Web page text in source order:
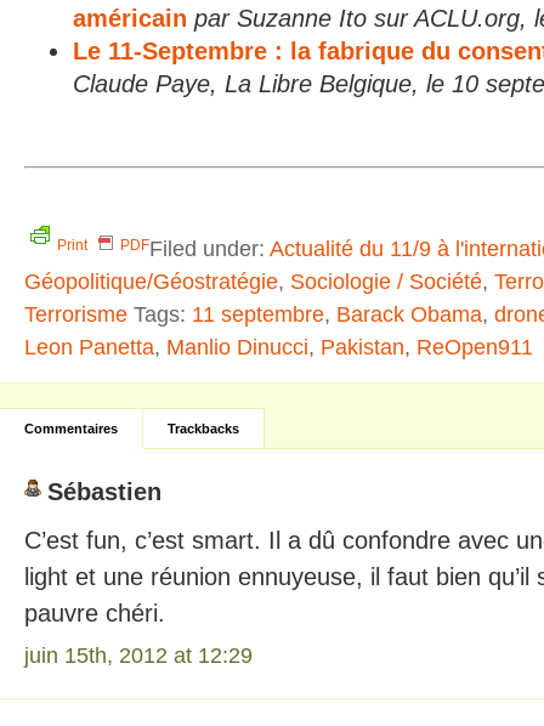
américain par Suzanne Ito sur ACLU.org,
Le 11-Septembre : la fabrique du
Claude Paye, La Libre Belgique, le 10
Print PDFFiled under: Actualité du 11/9 à
Géopolitique/Géostratégie, Sociologie / Société,
Terrorisme Tags: 11 septembre, Barack Obama,
Leon Panetta, Manlio Dinucci, Pakistan, ReOpen911
Commentaires Trackbacks
Sébastien
C’est fun, c’est smart. Il a dû confondre avec
light et une réunion ennuyeuse, il faut bien qu’il
pauvre chéri.
juin 15th, 2012 at 12:29